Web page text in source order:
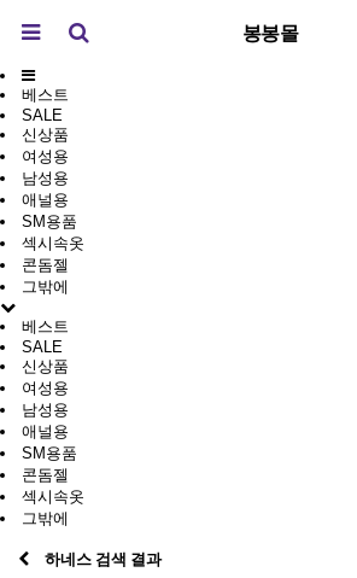
봉봉몰
베스트
SALE
신상품
여성용
남성용
애널용
SM용품
섹시속옷
콘돔젤
그밖에
베스트
SALE
신상품
여성용
남성용
애널용
SM용품
콘돔젤
섹시속옷
그밖에
하네스 검색 결과